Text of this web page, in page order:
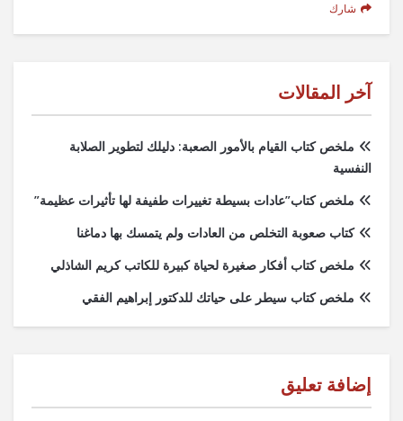
شارك
آخر المقالات
ملخص كتاب القيام بالأمور الصعبة: دليلك لتطوير الصلابة
النفسية
ملخص كتاب”عادات بسيطة تغييرات طفيفة لها تأثيرات عظيمة”
كتاب صعوبة التخلص من العادات ولم يتمسك بها دماغنا
ملخص كتاب أفكار صغيرة لحياة كبيرة للكاتب كريم الشاذلي
ملخص كتاب سيطر على حياتك للدكتور إبراهيم الفقي